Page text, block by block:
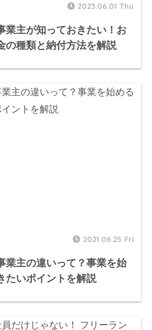
2023.06.01 Thu
業主が知っておきたい！お
の種類と納付方法を解説
2021.06.25 Fri
業主の違いって？事業を始
たいポイントを解説